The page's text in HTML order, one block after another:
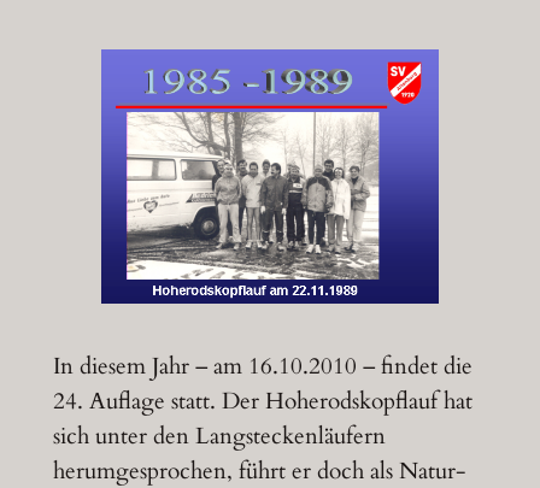
In diesem Jahr – am 16.10.2010 – findet die
24. Auflage statt. Der Hoherodskopflauf hat
sich unter den Langsteckenläufern
herumgesprochen, führt er doch als Natur-